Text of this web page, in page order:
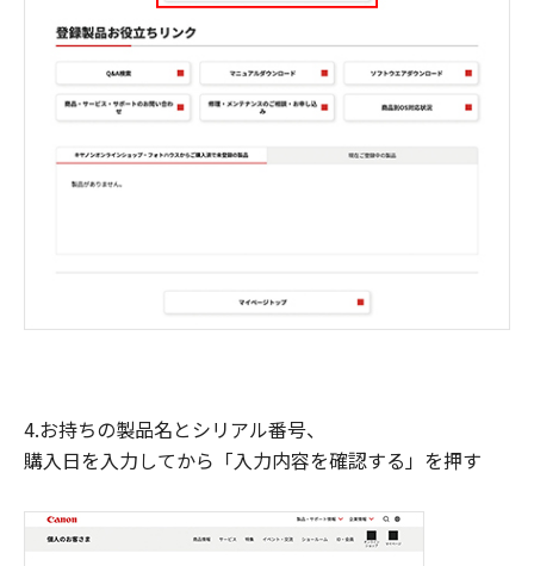
4.お持ちの製品名とシリアル番号、
購入日を入力してから「入力内容を確認する」を押す